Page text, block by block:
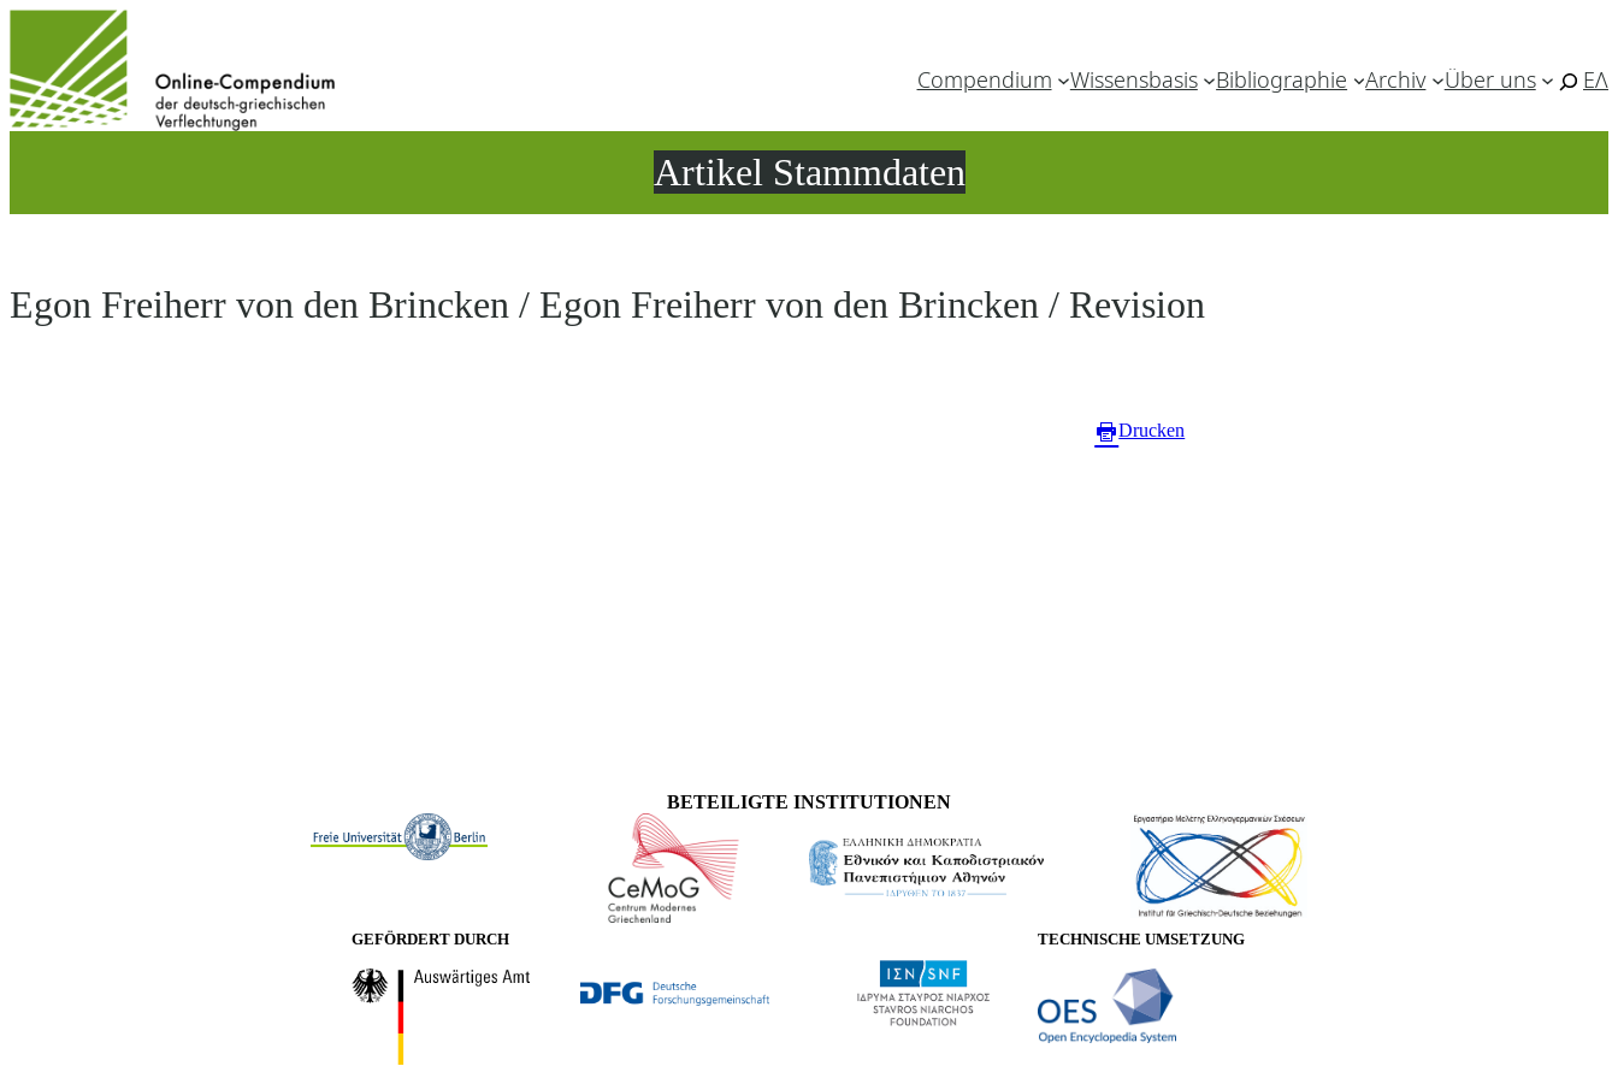
wechseln
Compendium Wissensbasis Bibliographie Archiv Über uns ΕΛ
Artikel Stammdaten
Egon Freiherr von den Brincken / Egon Freiherr von den Brincken / Revision
Drucken
BETEILIGTE INSTITUTIONEN
GEFÖRDERT DURCH TECHNISCHE UMSETZUNG